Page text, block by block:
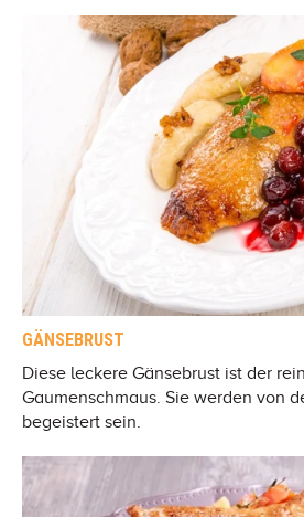
GÄNSEBRUST
Diese leckere Gänsebrust ist der
Gaumenschmaus. Sie werden von
begeistert sein.